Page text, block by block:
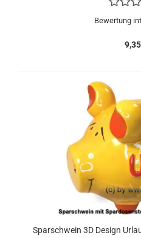
Bewertung
Sparschwein 3D Design